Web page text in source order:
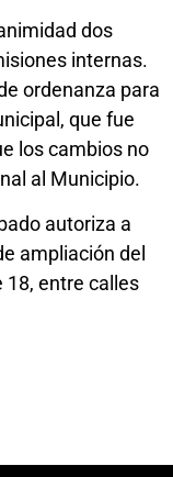
dos
internas.
ordenanza para
que fue
los cambios no
al Municipio.
autoriza a
ampliación del
18, entre calles